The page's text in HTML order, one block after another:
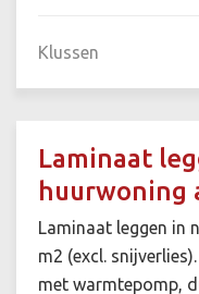
Klussen
Laminaat
huurwoning
Laminaat leggen in
m2 (excl.
met warmtepomp,